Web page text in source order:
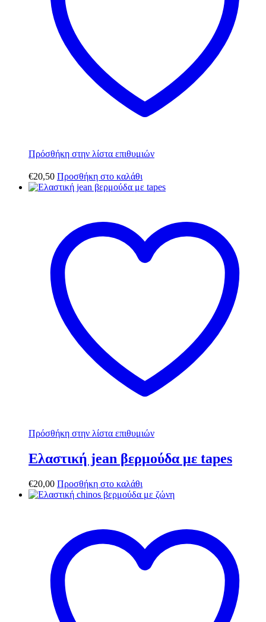
Πρόσθήκη στην λίστα επιθυμιών
€20,50 Προσθήκη στο καλάθι
Πρόσθήκη στην λίστα επιθυμιών
Ελαστική jean βερμούδα με tapes
€20,00 Προσθήκη στο καλάθι